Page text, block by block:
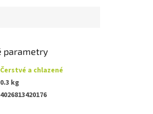
parametry
Čerstvé a chlazené
0.3 kg
4026813420176